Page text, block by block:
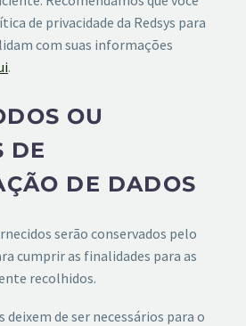
de privacidade da Redsys para
com suas informações
.
OU
DE
DE DADOS
serão conservados pelo
cumprir as finalidades para as
recolhidos.
deixem de ser necessários para o